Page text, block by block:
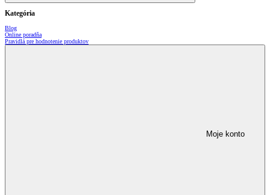
Kategória
Blog
Online poradňa
Pravidlá pre hodnotenie produktov
Moje konto